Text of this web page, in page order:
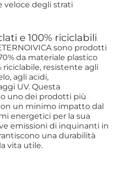
veloce degli strati
e 100% riciclabili
sono prodotti
da materiale plastico
riciclabile, resistente agli
agli acidi,
UV. Questa
uno dei prodotti più
un minimo impatto dal
energetici per la sua
emissioni di inquinanti in
una durabilità
vita utile.